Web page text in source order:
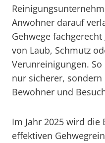
Anwohner darauf
Gehwege
von Laub, Schmutz
Verunreinigungen.
nur sicherer,
Bewohner und
Im Jahr 2025 wird die
effektiven